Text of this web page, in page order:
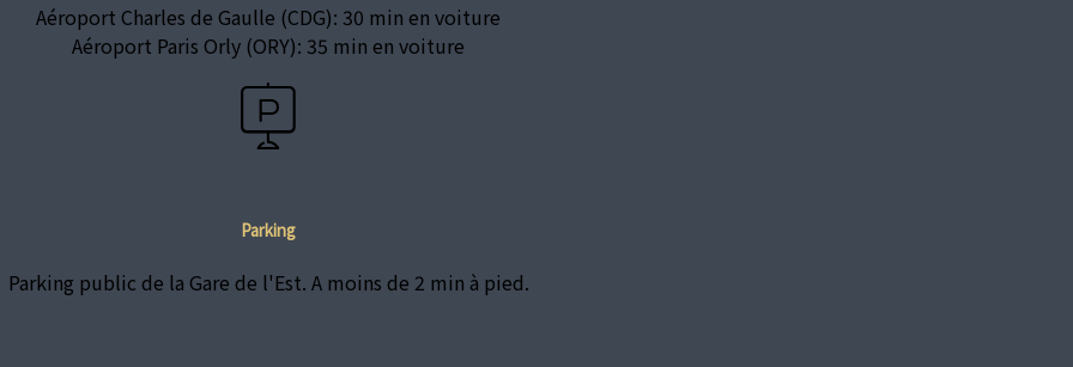
Aéroport Charles de Gaulle (CDG): 30 min en voiture
Aéroport Paris Orly (ORY): 35 min en voiture
Parking
Parking public de la Gare de l'Est. A moins de 2 min à pied.